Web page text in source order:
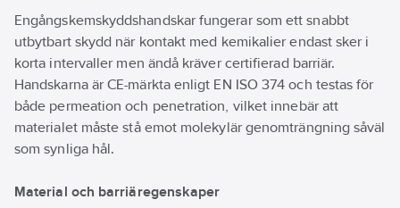
på sig, så att bäraren
helt enkelt kan ta tag i
och
gå utan rädsla för att
rippa materialet. Våra
nitrilskyddshandskar
är latex-, silikon- och
pulverfri. Kimtech™
Purple Nitrile™
händerna bekväma
och skyddade
Engångskemskyddshandskar fungerar som ett snabbt
utbytbart skydd när kontakt med kemikalier endast sker i
korta intervaller men ändå kräver certifierad barriär.
Handskarna är CE-märkta enligt EN ISO 374 och testas för
både permeation och penetration, vilket innebär att
materialet måste stå emot molekylär genomträngning såväl
som synliga hål.
Material och barriäregenskaper